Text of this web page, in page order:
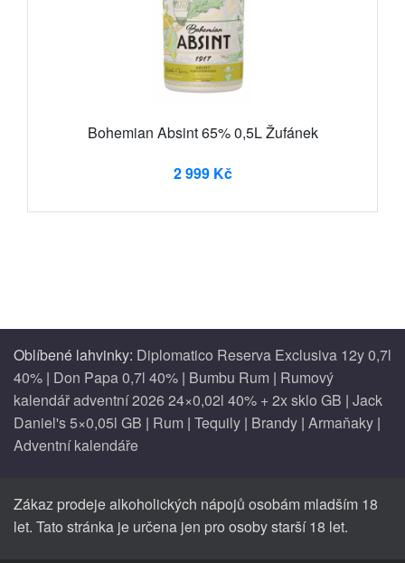
Bohemian Absint 65% 0,5L Žufánek
2 999 Kč
Oblíbené lahvinky: Diplomatico Reserva Exclusiva 12y 0,7l
40% | Don Papa 0,7l 40% | Bumbu Rum | Rumový
kalendář adventní 2026 24×0,02l 40% + 2x sklo GB | Jack
Daniel's 5×0,05l GB | Rum | Tequily | Brandy | Armaňaky |
Adventní kalendáře
Zákaz prodeje alkoholických nápojů osobám mladším 18
let. Tato stránka je určena jen pro osoby starší 18 let.